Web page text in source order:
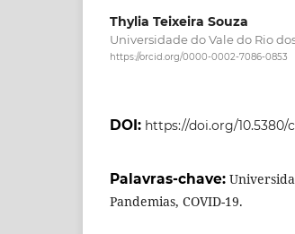
Thylia Teixeira Souza
Universidade do Vale do Rio
https://orcid.org/0000-0002-7086-0853
DOI: https://doi.org/10.5380/
Palavras-chave:
Pandemias, COVID-19.